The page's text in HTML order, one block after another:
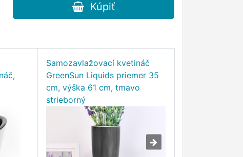
Kúpiť
Samozavlažovací kvetináč
GreenSun Liquids priemer 35
cm, výška 61 cm, tmavo
strieborný